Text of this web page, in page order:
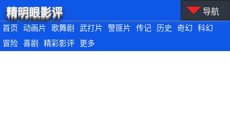
首页 动画片 歌舞剧 武打片 警匪片 传记 历史 奇幻
科幻
冒险
喜剧 精彩影评 更多
精明眼影评 导航